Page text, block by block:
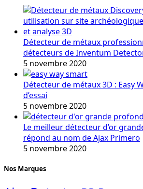
Détecteur de métaux
détecteurs de Inventum
5 novembre 2020
Détecteur de métaux 3D : Easy
d’essai
5 novembre 2020
Le meilleur détecteur d’or
répond au nom de Ajax Primero
5 novembre 2020
Nos Marques